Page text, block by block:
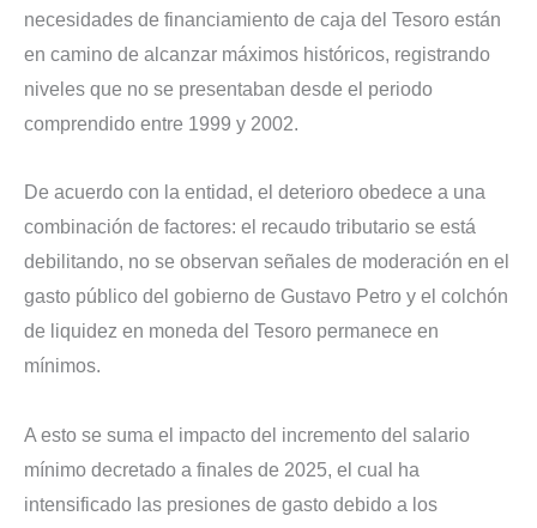
necesidades de financiamiento de caja del Tesoro están
en camino de alcanzar máximos históricos, registrando
niveles que no se presentaban desde el periodo
comprendido entre 1999 y 2002.
De acuerdo con la entidad, el deterioro obedece a una
combinación de factores: el recaudo tributario se está
debilitando, no se observan señales de moderación en el
gasto público del gobierno de Gustavo Petro y el colchón
de liquidez en moneda del Tesoro permanece en
mínimos.
A esto se suma el impacto del incremento del salario
mínimo decretado a finales de 2025, el cual ha
intensificado las presiones de gasto debido a los